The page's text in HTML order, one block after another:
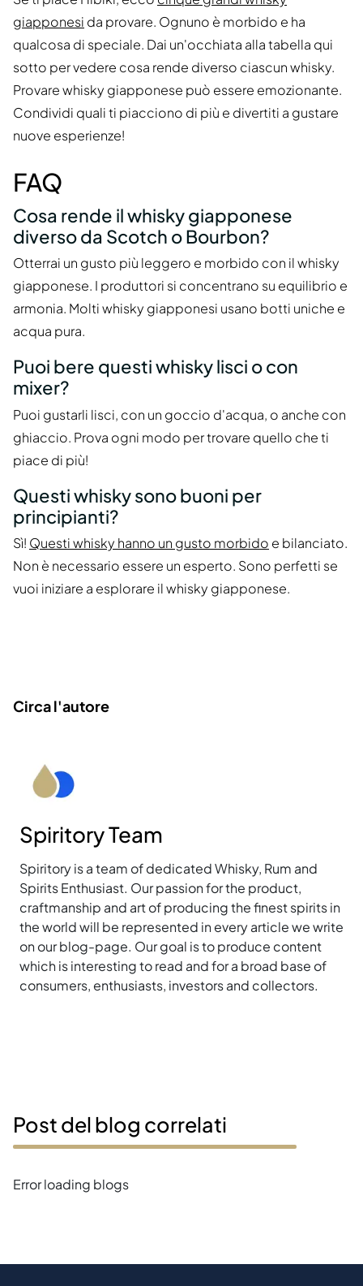
giapponesi da provare. Ognuno è morbido e ha
qualcosa di speciale. Dai un'occhiata alla tabella qui
sotto per vedere cosa rende diverso ciascun whisky.
Provare whisky giapponese può essere emozionante.
Condividi quali ti piacciono di più e divertiti a gustare
nuove esperienze!
FAQ
Cosa rende il whisky giapponese
diverso da Scotch o Bourbon?
Otterrai un gusto più leggero e morbido con il whisky
giapponese. I produttori si concentrano su equilibrio e
armonia. Molti whisky giapponesi usano botti uniche e
acqua pura.
Puoi bere questi whisky lisci o con
mixer?
Puoi gustarli lisci, con un goccio d'acqua, o anche con
ghiaccio. Prova ogni modo per trovare quello che ti
piace di più!
Questi whisky sono buoni per
principianti?
Sì! Questi whisky hanno un gusto morbido e bilanciato.
Non è necessario essere un esperto. Sono perfetti se
vuoi iniziare a esplorare il whisky giapponese.
Circa l'autore
Spiritory Team
Spiritory is a team of dedicated Whisky, Rum and
Spirits Enthusiast. Our passion for the product,
craftmanship and art of producing the finest spirits in
the world will be represented in every article we write
on our blog-page. Our goal is to produce content
which is interesting to read and for a broad base of
consumers, enthusiasts, investors and collectors.
Post del blog correlati
Error loading blogs